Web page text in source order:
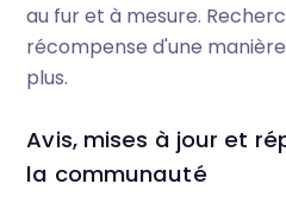
au fur et à mesure.
récompense d'une
plus.
Avis, mises à jour et
la communauté